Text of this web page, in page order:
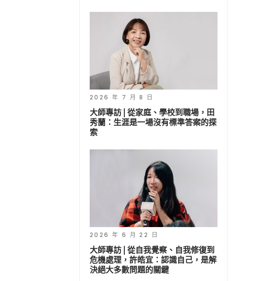
2026 年 7 月 8 日
大師專訪 | 從家庭、學校到職場，田
秀蘭：生涯是一場沒有標準答案的探
索
2026 年 6 月 22 日
大師專訪 | 從自我覺察、自我修復到
危機處理，許皓宜：認識自己，是解
決絕大多數問題的關鍵